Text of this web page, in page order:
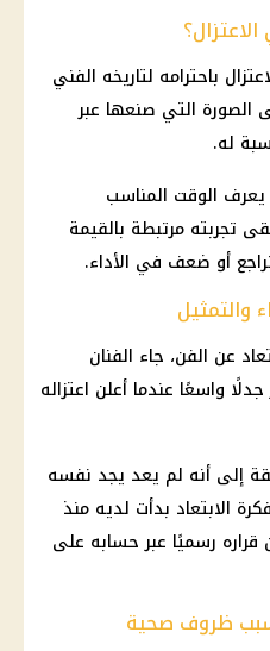
باحترامه لتاريخه الفني
الصورة التي صنعها عبر
له.
يعرف الوقت المناسب
تجربته مرتبطة بالقيمة
أو ضعف في الأداء.
والتمثيل
عن الفن، جاء الفنان
واسعًا عندما أعلن اعتزاله
إلى أنه لم يعد يجد نفسه
الابتعاد بدأت لديه منذ
قراره رسميًا عبر حسابه على
ظروف صحية